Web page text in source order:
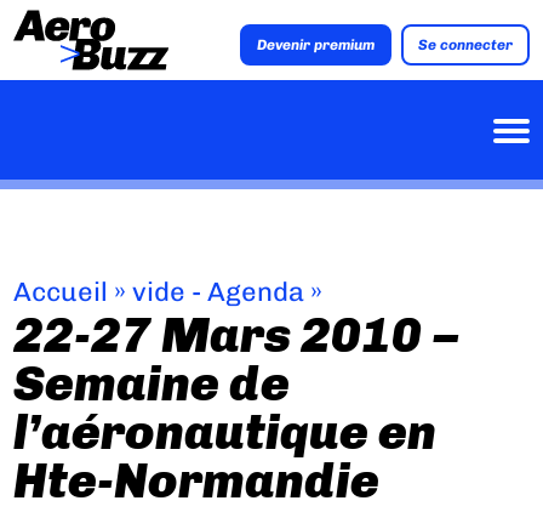
Devenir premium Se connecter
Accueil »vide - Agenda »
22-27 Mars 2010 –
Semaine de
l’aéronautique en
Hte-Normandie